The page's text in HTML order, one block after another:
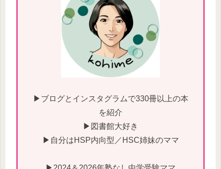
▶ブログとインスタグラムで330冊以上の本
を紹介
▶図書館大好き
▶自分はHSP内向型／HSC姉妹のママ